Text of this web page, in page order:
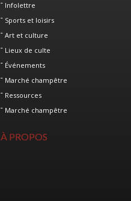
Infolettre
Sports et loisirs
Art et culture
Lieux de culte
Événements
Marché champêtre
Ressources
Marché champêtre
À PROPOS